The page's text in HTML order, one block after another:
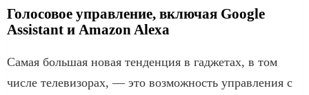
Голосовое управление, включая Google
Assistant и Amazon Alexa
Самая большая новая тенденция в гаджетах, в том
числе телевизорах, — это возможность управления с